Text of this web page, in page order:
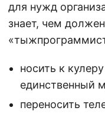
для нужд
знает, чем
носить к
единственный
переносить